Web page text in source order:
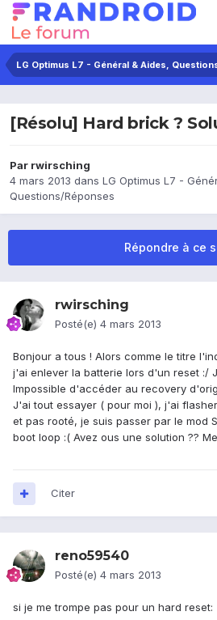
LG Optimus L7 - Général & Aides,
[Résolu] Hard brick ?
Par rwirsching
4 mars 2013 dans LG Optimus L7 -
Questions/Réponses
Répondre à ce
rwirsching
Posté(e) 4 mars 2013
Bonjour a tous ! Alors comme le titre
j'ai enlever la batterie lors d'un reset :/
Impossible d'accéder au recovery
J'ai tout essayer ( pour moi ), j'ai
et pas rooté, je suis passer par le mod
boot loop :( Avez ous une solution ??
Citer
reno59540
Posté(e) 4 mars 2013
si je me trompe pas pour un hard reset: